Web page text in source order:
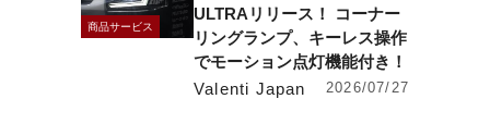
商品サービス
ULTRAリリース！ コーナー
リングランプ、キーレス操作
でモーション点灯機能付き！
Valenti Japan
2026/07/27